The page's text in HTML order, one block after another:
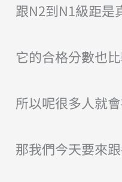
跟N2到N1級距是
它的合格分數也
所以呢很多人就
那我們今天要來